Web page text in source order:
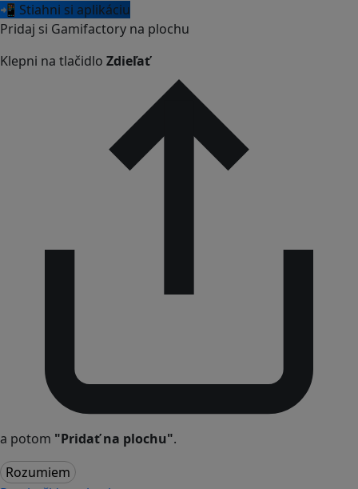
📲 Stiahni si aplikáciu
Pridaj si Gamifactory na plochu
Klepni na tlačidlo Zdieľať
a potom "Pridať na plochu".
Rozumiem